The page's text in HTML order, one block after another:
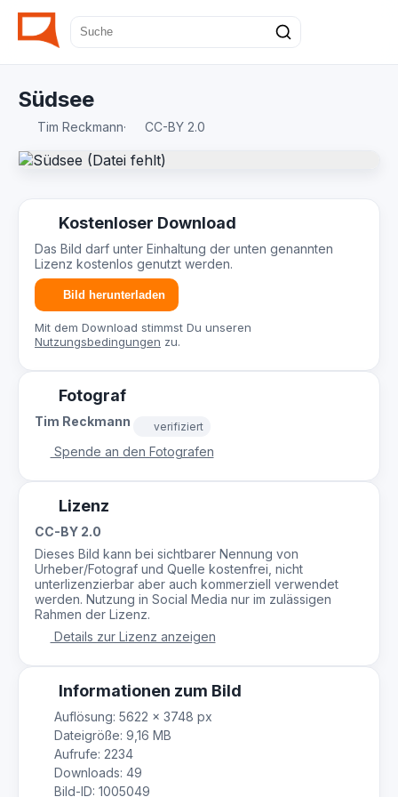
Südsee
Tim Reckmann· CC-BY 2.0
Kostenloser Download
Das Bild darf unter Einhaltung der unten genannten
Lizenz kostenlos genutzt werden.
Bild herunterladen
Mit dem Download stimmst Du unseren
Nutzungsbedingungen zu.
Fotograf
Tim Reckmann verifiziert
Spende an den Fotografen
Lizenz
CC-BY 2.0
Dieses Bild kann bei sichtbarer Nennung von
Urheber/Fotograf und Quelle kostenfrei, nicht
unterlizenzierbar aber auch kommerziell verwendet
werden. Nutzung in Social Media nur im zulässigen
Rahmen der Lizenz.
Details zur Lizenz anzeigen
Informationen zum Bild
Auflösung: 5622 × 3748 px
Dateigröße: 9,16 MB
Aufrufe: 2234
Downloads: 49
Bild-ID: 1005049